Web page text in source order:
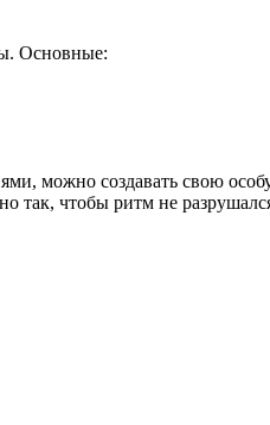
Основные:
можно создавать свою
так, чтобы ритм не